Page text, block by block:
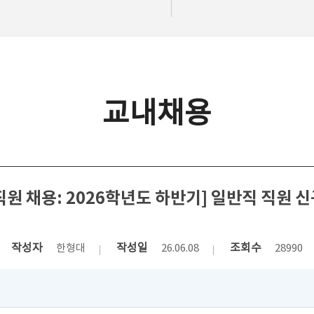
교내채용
원 채용: 2026학년도 하반기] 일반직 직원 신
작성자 한형대 작성일 26.06.08 조회수 28990